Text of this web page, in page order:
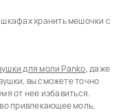
хранить мешочки с
для моли Panko, даже
вы сможете точно
от нее избавиться.
привлекающее моль,